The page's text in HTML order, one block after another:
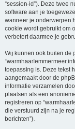
“session-id”). Deze twee
software aan je
wanneer je onderwerpen
cookie wordt gebruikt om
verbetert daarmee je
Wij kunnen ook buiten de
toepassing is. Deze tekst
aangemaakt door de
informatie verzamelen
plaatsen als een
registreren op
die verstuurd zijn na je
berichten”).